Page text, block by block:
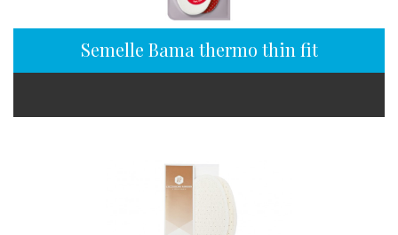
Semelle Bama thermo thin fit